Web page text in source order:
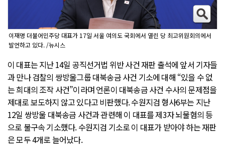
이재명 더불어민주당 대표가 17일 서울 여의도 국회에서 열린 당 최고위원회의에서
발언하고 있다. /뉴시스
이 대표는 지난 14일 공직선거법 위반 사건 재판 출석에 앞서 기자들
과 만나 검찰의 쌍방울그룹 대북송금 사건 기소에 대해 “있을 수 없
는 희대의 조작 사건”이라며 언론이 대북송금 사건 수사의 문제점을
제대로 보도하지 않고 있다고 비판했다. 수원지검 형사6부는 지난
12일 쌍방울 대북송금 사건과 관련해 이 대표를 제3자 뇌물혐의 등
으로 불구속 기소했다. 수원지검 기소로 이 대표가 받아야 하는 재판
은 모두 4개로 늘어났다.